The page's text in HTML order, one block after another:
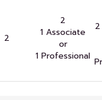
2
2
1 Associate
or
1 Professional